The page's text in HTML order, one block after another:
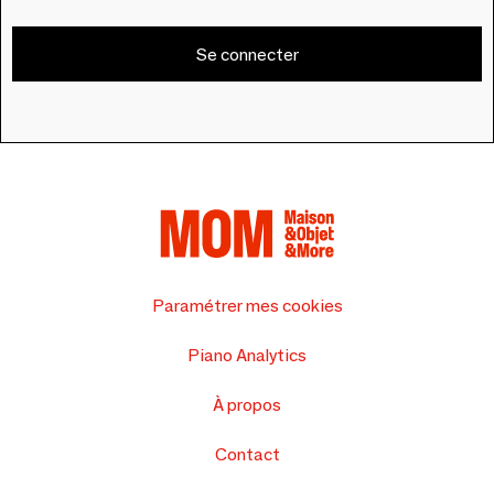
Se connecter
Paramétrer mes cookies
Piano Analytics
À propos
Contact